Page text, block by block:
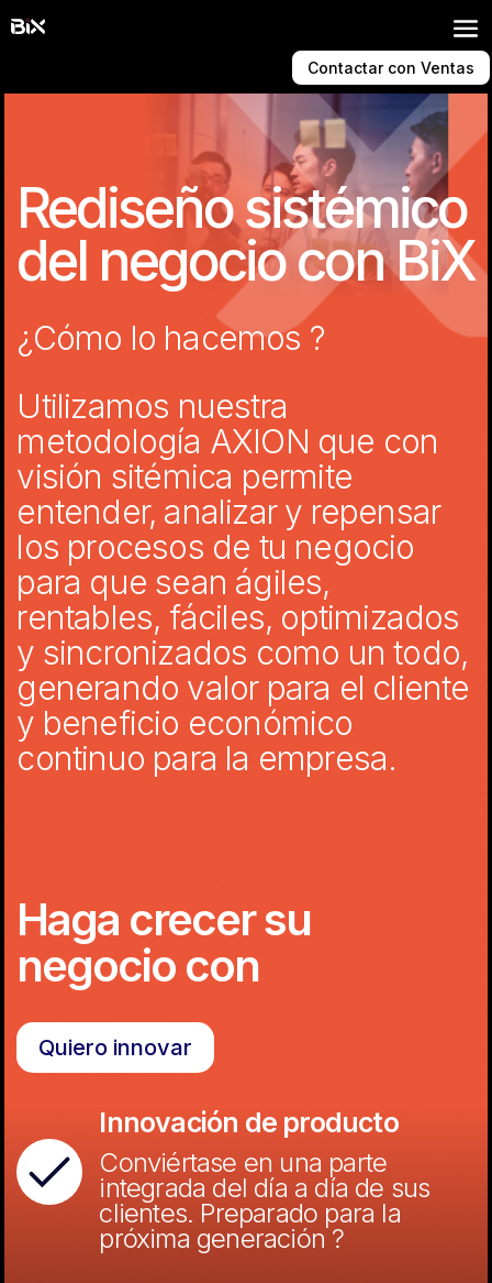
Contactar con Ventas
Rediseño sistémico
del negocio con BiX
¿Cómo lo hacemos ?
Utilizamos nuestra
metodología AXION que con
visión sitémica permite
entender, analizar y repensar
los procesos de tu negocio
para que sean ágiles,
rentables, fáciles, optimizados
y sincronizados como un todo,
generando valor para el cliente
y beneficio económico
continuo para la empresa.
Haga crecer su
negocio con
Quiero innovar
Innovación de producto
Conviértase en una parte
integrada del día a día de sus
clientes. Preparado para la
próxima generación ?